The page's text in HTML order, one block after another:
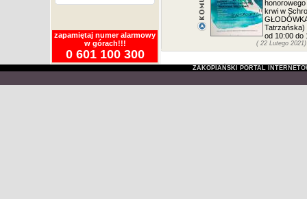
zapamiętaj numer alarmowy
w górach!!!
0 601 100 300
krwi w
Tatrzańska)
od 10:00 do
( 22 Lutego 2021)
ZAKOPIAŃSKI PORTAL